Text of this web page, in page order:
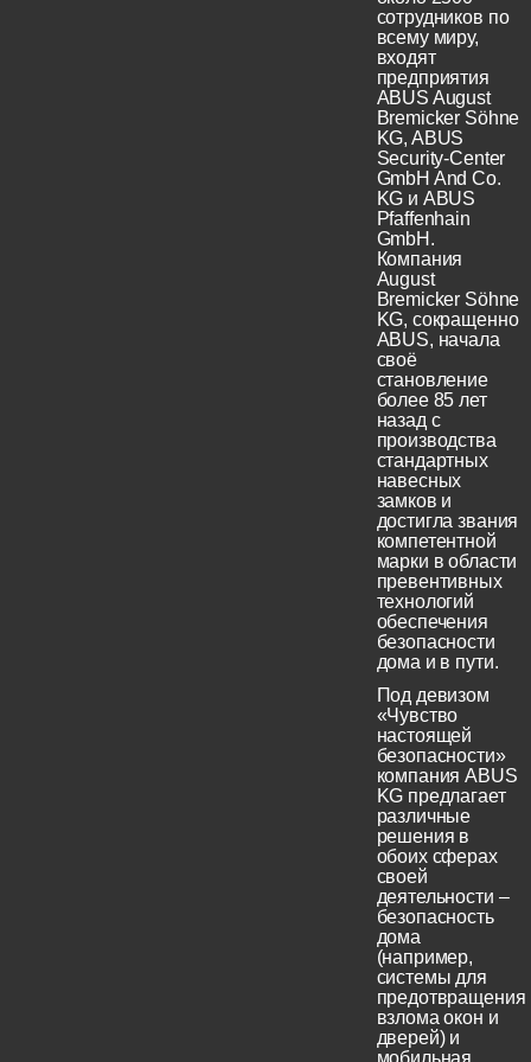
сотрудников по
всему миру,
входят
предприятия
ABUS August
Bremicker Söhne
KG, ABUS
Security-Center
GmbH And Co.
KG и ABUS
Pfaffenhain
GmbH.
Компания
August
Bremicker Söhne
KG, сокращенно
ABUS, начала
своё
становление
более 85 лет
назад с
производства
стандартных
навесных
замков и
достигла звания
компетентной
марки в области
превентивных
технологий
обеспечения
безопасности
дома и в пути.
Под девизом
«Чувство
настоящей
безопасности»
компания ABUS
KG предлагает
различные
решения в
обоих сферах
своей
деятельности –
безопасность
дома
(например,
системы для
предотвращения
взлома окон и
дверей) и
мобильная